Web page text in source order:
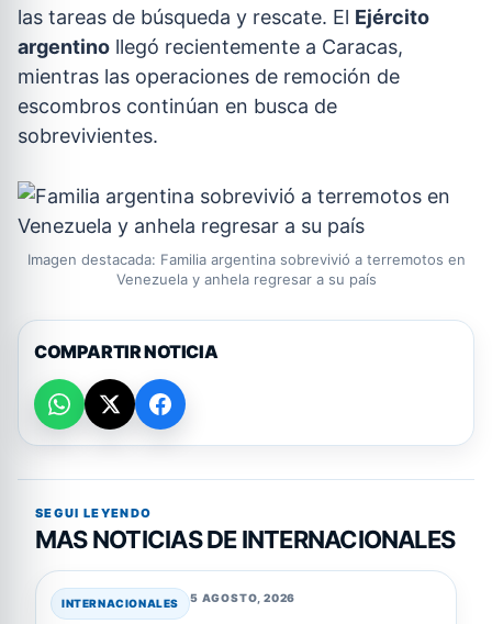
las tareas de búsqueda y rescate. El Ejército
argentino llegó recientemente a Caracas,
mientras las operaciones de remoción de
escombros continúan en busca de
sobrevivientes.
Imagen destacada: Familia argentina sobrevivió a terremotos en
Venezuela y anhela regresar a su país
COMPARTIR NOTICIA
SEGUI LEYENDO
MAS NOTICIAS DE INTERNACIONALES
INTERNACIONALES 5 AGOSTO, 2026